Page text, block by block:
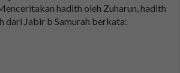
hadith oleh Zuharun, hadith
dari Jabir b Samurah berkata: